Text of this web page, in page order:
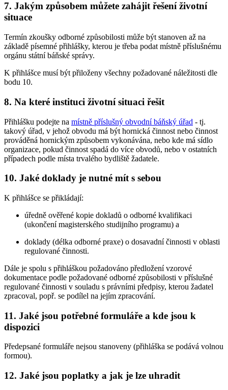
7. Jakým způsobem můžete zahájit řešení životní
situace
Termín zkoušky odborné způsobilosti může být stanoven až na
základě písemné přihlášky, kterou je třeba podat místně příslušnému
orgánu státní báňské správy.
K přihlášce musí být přiloženy všechny požadované náležitosti dle
bodu 10.
8. Na které instituci životní situaci řešit
Přihlášku podejte na místně příslušný obvodní báňský úřad - tj.
takový úřad, v jehož obvodu má být hornická činnost nebo činnost
prováděná hornickým způsobem vykonávána, nebo kde má sídlo
organizace, pokud činnost spadá do více obvodů, nebo v ostatních
případech podle místa trvalého bydliště žadatele.
10. Jaké doklady je nutné mít s sebou
K přihlášce se přikládají:
úředně ověřené kopie dokladů o odborné kvalifikaci
(ukončení magisterského studijního programu) a
doklady (délka odborné praxe) o dosavadní činnosti v oblasti
regulované činnosti.
Dále je spolu s přihláškou požadováno předložení vzorové
dokumentace podle požadované odborné způsobilosti v příslušné
regulované činnosti v souladu s právními předpisy, kterou žadatel
zpracoval, popř. se podílel na jejím zpracování.
11. Jaké jsou potřebné formuláře a kde jsou k
dispozici
Předepsané formuláře nejsou stanoveny (přihláška se podává volnou
formou).
12. Jaké jsou poplatky a jak je lze uhradit